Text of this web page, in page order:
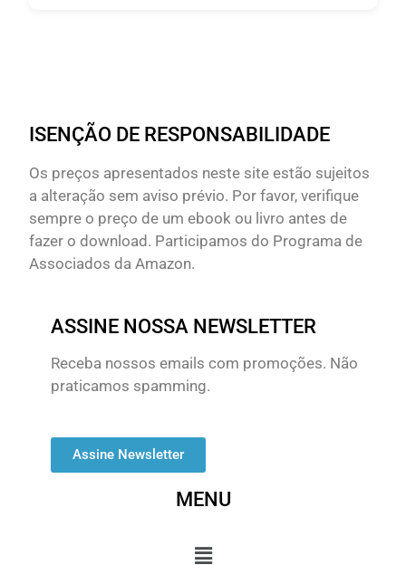
ISENÇÃO DE RESPONSABILIDADE
Os preços apresentados neste site estão sujeitos
a alteração sem aviso prévio. Por favor, verifique
sempre o preço de um ebook ou livro antes de
fazer o download. Participamos do Programa de
Associados da Amazon.
ASSINE NOSSA NEWSLETTER
Receba nossos emails com promoções. Não
praticamos spamming.
Assine Newsletter
MENU